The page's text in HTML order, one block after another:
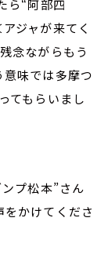
ら“阿部四
ジャが来てく
念ながらもう
意味では多摩つ
てもらいまし
ンプ松本”さん
をかけてくださ